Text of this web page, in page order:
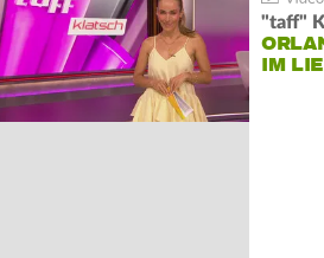
"taff"
IM